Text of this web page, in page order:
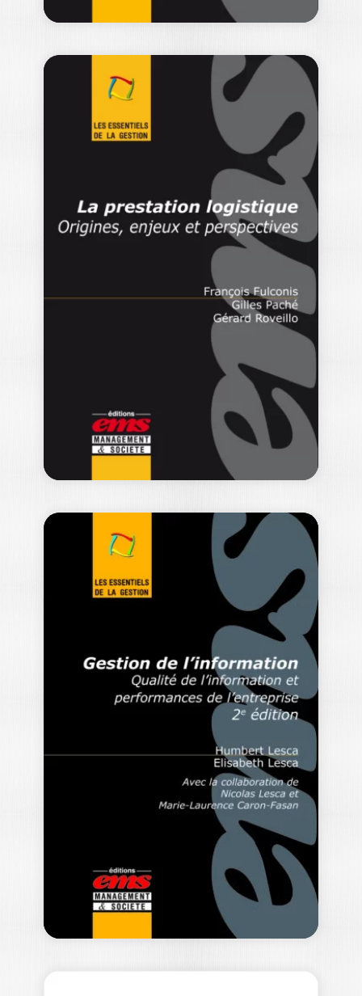
REPORTING ET
BUDGÉTAIRE – 2E…
A la différence de la communication, le
reporting ne vise pas à faire connaître
22,80 €
LA PRESTATION
LOGISTIQUE
FRANÇOIS FULCONIS|
GÉRARD ROVEILLO
-- OUVRAGE LABELLISE FNEGE 2014 --
La prestation logistique prend une
24,85 €